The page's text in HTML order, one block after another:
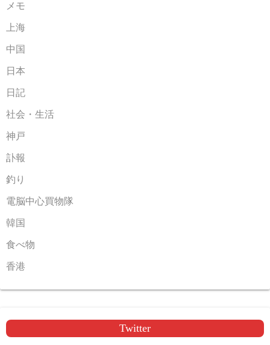
メモ
上海
中国
日本
日記
社会・生活
神戸
訃報
釣り
電脳中心買物隊
韓国
食べ物
香港
Twitter